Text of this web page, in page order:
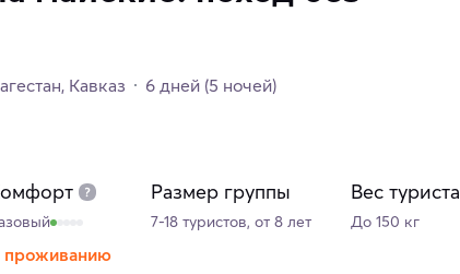
Кавказ 6 дней (5 ночей)
проживанию
Размер группы
7-18 туристов, от 8 лет
Вес туриста
До 150 кг